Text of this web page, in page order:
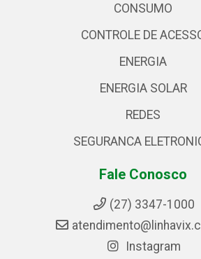
CONSUMO
CONTROLE DE
ENERGIA
ENERGIA SOLAR
REDES
SEGURANCA
Fale Conosco
(27) 3347-1000
Instagram